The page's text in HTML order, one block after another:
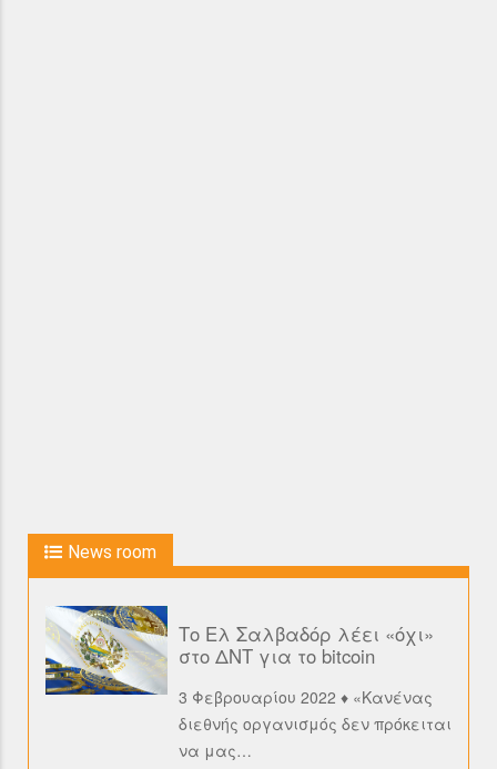
News room
Το Ελ Σαλβαδόρ λέει «όχι»
στο ΔΝΤ για το bitcoin
3 Φεβρουαρίου 2022 ♦ «Κανένας
διεθνής οργανισμός δεν πρόκειται
να μας…